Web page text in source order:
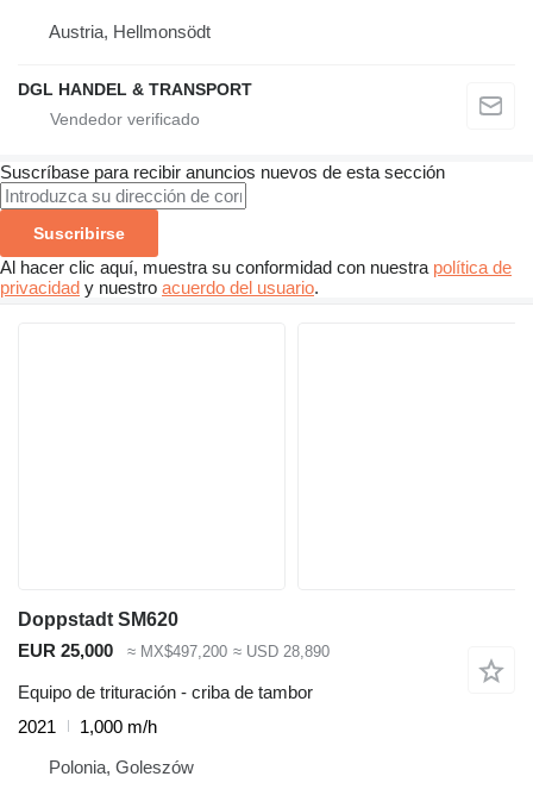
Austria, Hellmonsödt
DGL HANDEL & TRANSPORT
Suscríbase para recibir anuncios nuevos de esta sección
Suscribirse
Al hacer clic aquí, muestra su conformidad con nuestra política de
privacidad y nuestro acuerdo del usuario.
Doppstadt SM620
EUR 25,000
≈ MX$497,200 ≈ USD 28,890
Equipo de trituración - criba de tambor
2021
1,000 m/h
Polonia, Goleszów